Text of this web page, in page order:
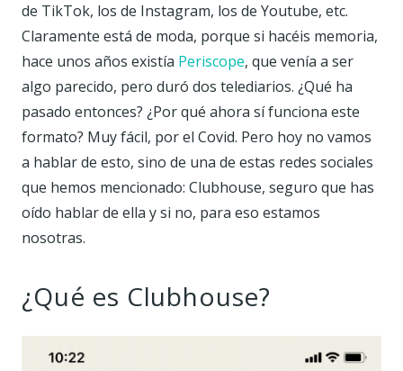
de TikTok, los de Instagram, los de Youtube, etc.
Claramente está de moda, porque si hacéis memoria,
hace unos años existía Periscope, que venía a ser
algo parecido, pero duró dos telediarios. ¿Qué ha
pasado entonces? ¿Por qué ahora sí funciona este
formato? Muy fácil, por el Covid. Pero hoy no vamos
a hablar de esto, sino de una de estas redes sociales
que hemos mencionado: Clubhouse, seguro que has
oído hablar de ella y si no, para eso estamos
nosotras.
¿Qué es Clubhouse?